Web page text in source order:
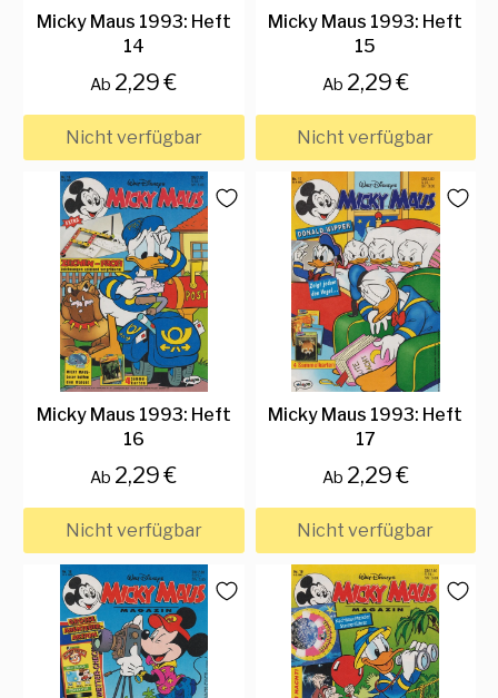
Micky Maus 1993: Heft
14
Ab 2,29 €
Nicht verfügbar
Micky Maus 1993: Heft
15
Ab 2,29 €
Nicht verfügbar
Micky Maus 1993: Heft
16
Ab 2,29 €
Nicht verfügbar
Micky Maus 1993: Heft
17
Ab 2,29 €
Nicht verfügbar